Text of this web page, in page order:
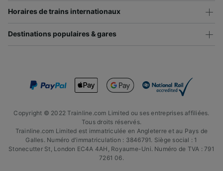
Horaires de trains internationaux
Destinations populaires & gares
Copyright © 2022 Trainline.com Limited ou ses entreprises affiliées.
Tous droits réservés.
Trainline.com Limited est immatriculée en Angleterre et au Pays de
Galles. Numéro d'immatriculation : 3846791. Siège social : 1
Stonecutter St, London EC4A 4AH, Royaume-Uni. Numéro de TVA : 791
7261 06.